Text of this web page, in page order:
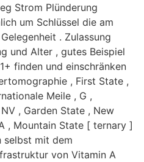
Strom Plünderung
um Schlüssel die am
. Zulassung
und Alter , gutes Beispiel
finden und einschränken
, First State ,
Meile , G ,
, Garden State , New
, Mountain State [ ternary ]
selbst mit dem
von Vitamin A